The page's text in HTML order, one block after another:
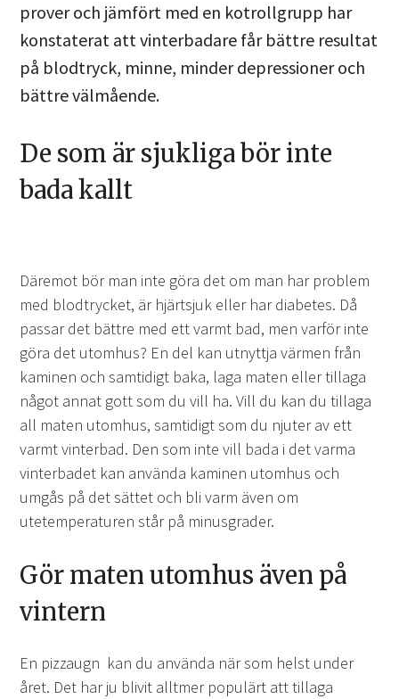
prover och jämfört med en kotrollgrupp har
konstaterat att vinterbadare får bättre resultat
på blodtryck, minne, minder depressioner och
bättre välmående.
De som är sjukliga bör inte
bada kallt
Däremot bör man inte göra det om man har problem
med blodtrycket, är hjärtsjuk eller har diabetes. Då
passar det bättre med ett varmt bad, men varför inte
göra det utomhus? En del kan utnyttja värmen från
kaminen och samtidigt baka, laga maten eller tillaga
något annat gott som du vill ha. Vill du kan du tillaga
all maten utomhus, samtidigt som du njuter av ett
varmt vinterbad. Den som inte vill bada i det varma
vinterbadet kan använda kaminen utomhus och
umgås på det sättet och bli varm även om
utetemperaturen står på minusgrader.
Gör maten utomhus även på
vintern
En pizzaugn kan du använda när som helst under
året. Det har ju blivit alltmer populärt att tillaga